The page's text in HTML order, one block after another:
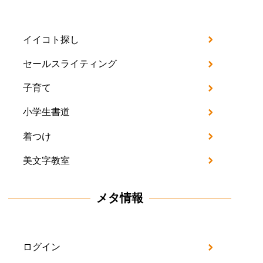
イイコト探し
セールスライティング
子育て
小学生書道
着つけ
美文字教室
メタ情報
ログイン